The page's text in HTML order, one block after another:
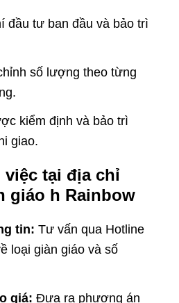
đầu tư ban đầu và bảo trì
số lượng theo từng
kiểm định và bảo trì
giao.
tại địa chỉ
giáo h Rainbow
tin: Tư vấn qua Hotline
loại giàn giáo và số
giá: Đưa ra phương án